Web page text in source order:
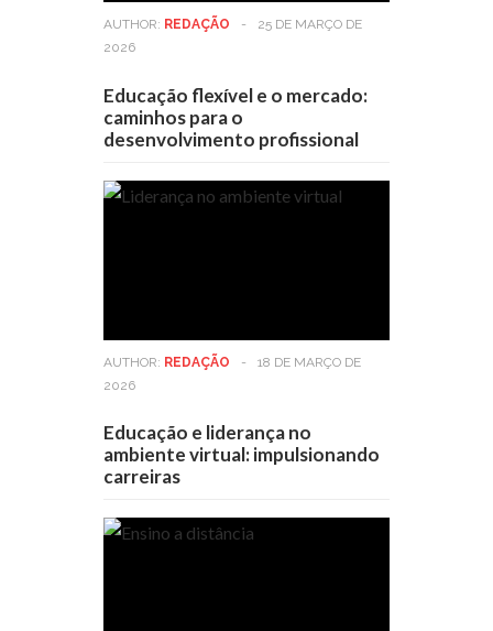
AUTHOR: REDAÇÃO -
25 DE MARÇO DE
2026
Educação flexível e o mercado:
caminhos para o
desenvolvimento profissional
AUTHOR: REDAÇÃO -
18 DE MARÇO DE
2026
Educação e liderança no
ambiente virtual: impulsionando
carreiras